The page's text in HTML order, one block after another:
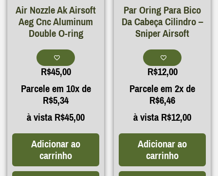
Air Nozzle Ak Airsoft
Aeg Cnc Aluminum
Double O-ring
R$45,00
Parcele em 10x de
R$5,34
à vistaR$45,00
Adicionar ao
carrinho
Par Oring Para Bico
Da Cabeça Cilindro –
Sniper Airsoft
R$12,00
Parcele em 2x de
R$6,46
à vistaR$12,00
Adicionar ao
carrinho